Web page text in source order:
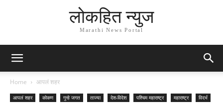
लोकहित न्युज
Marathi News Portal
Home आपलं शहर
आपलं शहर कोकण गुन्हे जगत ताज्या देश-विदेश पश्चिम महाराष्ट्र महाराष्ट्र विदर्भ